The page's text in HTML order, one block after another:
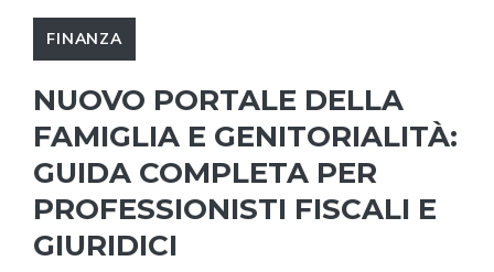
FINANZA
NUOVO PORTALE DELLA
FAMIGLIA E GENITORIALITÀ:
GUIDA COMPLETA PER
PROFESSIONISTI FISCALI E
GIURIDICI